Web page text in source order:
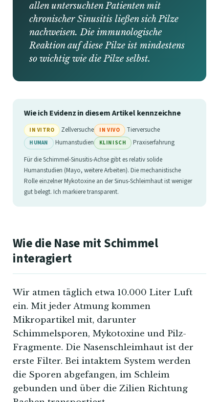
allen untersuchten Patienten mit
chronischer Sinusitis ließen sich Pilze
nachweisen. Die immunologische
Reaktion auf diese Pilze ist mindestens
so wichtig wie die Pilze selbst.
Wie ich Evidenz in diesem Artikel kennzeichne
IN VITRO Zellversuche IN VIVO Tierversuche
HUMAN Humanstudien KLINISCH
Praxiserfahrung
Für die Schimmel-Sinusitis-Achse gibt es relativ solide
Humanstudien (Mayo, weitere Arbeiten). Die mechanistische
Rolle einzelner Mykotoxine an der Sinus-Schleimhaut ist weniger
gut belegt. Ich markiere transparent.
Wie die Nase mit Schimmel
interagiert
Wir atmen täglich etwa 10.000 Liter Luft
ein. Mit jeder Atmung kommen
Mikropartikel mit, darunter
Schimmelsporen, Mykotoxine und Pilz-
Fragmente. Die Nasenschleimhaut ist der
erste Filter. Bei intaktem System werden
die Sporen abgefangen, im Schleim
gebunden und über die Zilien Richtung